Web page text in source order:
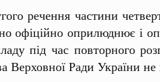
речення частини
офіційно оприлюднює і
під час повторного
Верховної Ради України